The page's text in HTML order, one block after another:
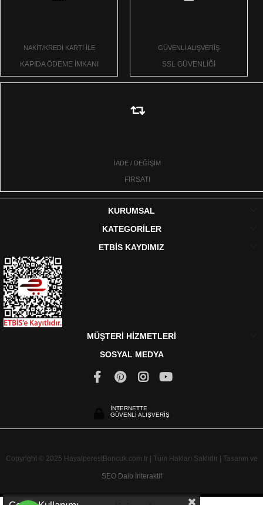
NAKİT/KREDİ KARTI İLE
KAPIDA ÖDEME İMKANI
GÜVENLİ ALIŞVERİŞ
SSL GÜVENLİĞİ
İADE / DEĞİŞİM
FIRSATI
KURUMSAL
KATEGORİLER
ETBİS KAYDIMIZ
MÜŞTERİ HİZMETLERİ
SOSYAL MEDYA
İNTERNETTE
GÜVENLİ ALIŞVERİŞ
Copyright © 2025 HayalperestBoncuk.com.tr | Tüm Hakları Saklıdır | Tasarım ve
SEO Daio İnteraktif